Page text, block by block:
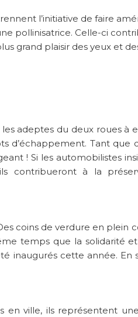
l’initiative de faire
pollinisatrice. Celle-ci
grand plaisir des yeux et
les adeptes du deux roues à
d’échappement. Tant que
! Si les automobilistes
contribueront à la
coins de verdure en plein
temps que la solidarité
inaugurés cette année. En
en ville, ils représentent